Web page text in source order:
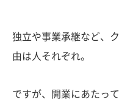
独立や事業承継など、
由は人それぞれ。
ですが、開業にあたっ